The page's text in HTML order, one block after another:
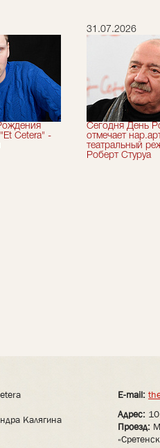
Cetera" -
31.07.2026
Сегодня День
отмечает
театральный
Роберт Стуруа
Калягина
E-mail:
Адрес:
Проезд: